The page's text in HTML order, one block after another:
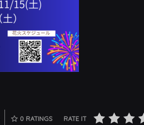
0 RATINGS RATE IT